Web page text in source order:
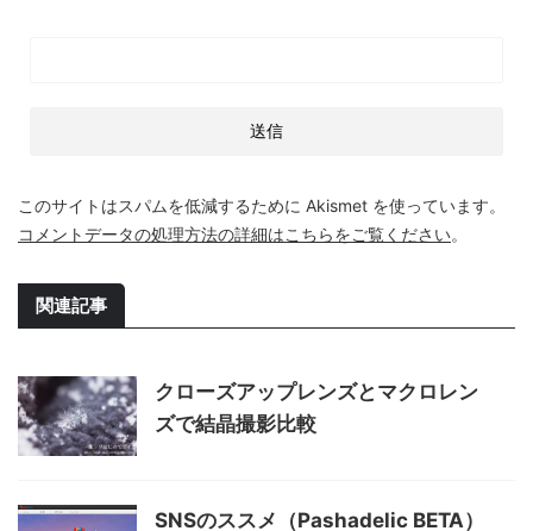
このサイトはスパムを低減するために Akismet を使っています。
コメントデータの処理方法の詳細はこちらをご覧ください。
関連記事
クローズアップレンズとマクロレン
ズで結晶撮影比較
SNSのススメ（Pashadelic BETA）